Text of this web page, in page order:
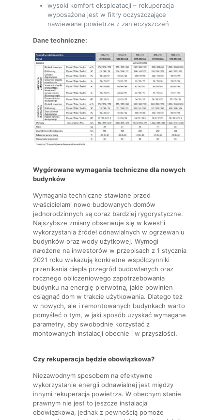
wysoki komfort eksploatacji – rekuperacja
wyposażona jest w filtry oczyszczające
nawiewane powietrze z zanieczyszczeń
Dane techniczne:
Wygórowane wymagania techniczne dla nowych
budynków
Wymagania techniczne stawiane przed
właścicielami nowo budowanych domów
jednorodzinnych są coraz bardziej rygorystyczne.
Najszybsze zmiany obserwuje się w kwestii
wykorzystania źródeł odnawialnych w ogrzewaniu
budynków oraz wody użytkowej. Wymogi
nałożone na inwestorów w przepisach z 1 stycznia
2021 roku wskazują konkretne współczynniki
przenikania ciepła przegród budowlanych oraz
rocznego obliczeniowego zapotrzebowania
budynku na energię pierwotną, jakie powinien
osiągnąć dom w trakcie użytkowania. Dlatego też
w nowych, ale i remontowanych budynkach warto
pomyśleć o tym, w jaki sposób uzyskać wymagane
parametry, aby swobodnie korzystać z
montowanych instalacji obecnie i w przyszłości.
Czy rekuperacja będzie obowiązkowa?
Niezawodnym sposobem na efektywne
wykorzystanie energii odnawialnej jest między
innymi rekuperacja powietrza. W obecnym stanie
prawnym nie jest to jeszcze instalacja
obowiązkowa, jednak z pewnością pomoże